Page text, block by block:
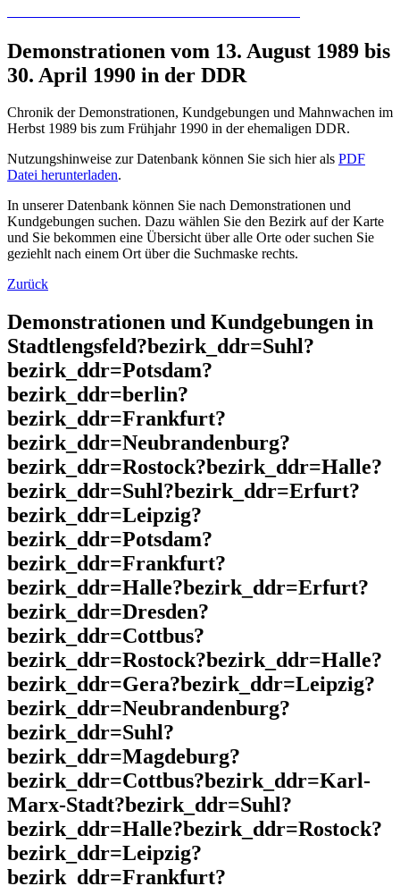
Demonstrationen vom 13. August 1989 bis
30. April 1990 in der DDR
Chronik der Demonstrationen, Kundgebungen und Mahnwachen im
Herbst 1989 bis zum Frühjahr 1990 in der ehemaligen DDR.
Nutzungshinweise zur Datenbank können Sie sich hier als PDF
Datei herunterladen.
In unserer Datenbank können Sie nach Demonstrationen und
Kundgebungen suchen. Dazu wählen Sie den Bezirk auf der Karte
und Sie bekommen eine Übersicht über alle Orte oder suchen Sie
geziehlt nach einem Ort über die Suchmaske rechts.
Zurück
Demonstrationen und Kundgebungen in
Stadtlengsfeld?bezirk_ddr=Suhl?
bezirk_ddr=Potsdam?
bezirk_ddr=berlin?
bezirk_ddr=Frankfurt?
bezirk_ddr=Neubrandenburg?
bezirk_ddr=Rostock?bezirk_ddr=Halle?
bezirk_ddr=Suhl?bezirk_ddr=Erfurt?
bezirk_ddr=Leipzig?
bezirk_ddr=Potsdam?
bezirk_ddr=Frankfurt?
bezirk_ddr=Halle?bezirk_ddr=Erfurt?
bezirk_ddr=Dresden?
bezirk_ddr=Cottbus?
bezirk_ddr=Rostock?bezirk_ddr=Halle?
bezirk_ddr=Gera?bezirk_ddr=Leipzig?
bezirk_ddr=Neubrandenburg?
bezirk_ddr=Suhl?
bezirk_ddr=Magdeburg?
bezirk_ddr=Cottbus?bezirk_ddr=Karl-
Marx-Stadt?bezirk_ddr=Suhl?
bezirk_ddr=Halle?bezirk_ddr=Rostock?
bezirk_ddr=Leipzig?
bezirk_ddr=Frankfurt?